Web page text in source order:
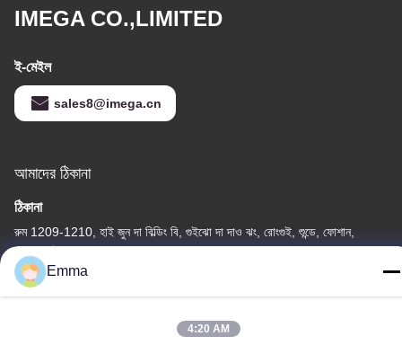
IMEGA CO.,LIMITED
ই-মেইল
sales8@imega.cn
আমাদের ঠিকানা
ঠিকানা
রুম 1209-1210, হাই জুন দা বিল্ডিং বি, গুইঝো দা দাও ঝং, রোংগুই, শুন্ডে, ফোশান,
গুয়াংডং, চীন
টেল
Emma
4:20 AM